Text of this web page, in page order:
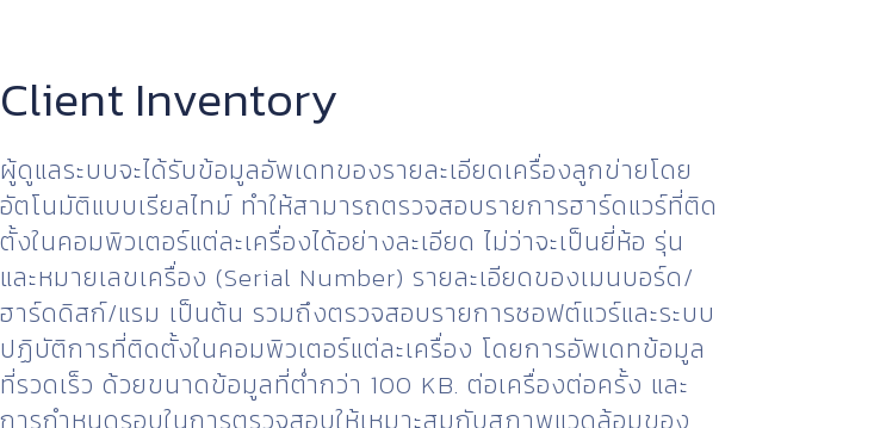
Client Inventory
ผู้ดูแลระบบจะได้รับข้อมูลอัพเดทของรายละเอียดเครื่องลูกข่ายโดย
อัตโนมัติแบบเรียลไทม์ ทำให้สามารถตรวจสอบรายการฮาร์ดแวร์ที่ติด
ตั้งในคอมพิวเตอร์แต่ละเครื่องได้อย่างละเอียด ไม่ว่าจะเป็นยี่ห้อ รุ่น
และหมายเลขเครื่อง (Serial Number) รายละเอียดของเมนบอร์ด/
ฮาร์ดดิสก์/แรม เป็นต้น รวมถึงตรวจสอบรายการซอฟต์แวร์และระบบ
ปฏิบัติการที่ติดตั้งในคอมพิวเตอร์แต่ละเครื่อง โดยการอัพเดทข้อมูล
ที่รวดเร็ว ด้วยขนาดข้อมูลที่ต่ำกว่า 100 KB. ต่อเครื่องต่อครั้ง และ
การกำหนดรอบในการตรวจสอบให้เหมาะสมกับสภาพแวดล้อมของ